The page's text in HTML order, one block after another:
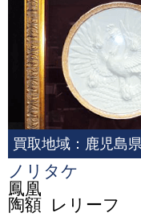
買取地域：鹿児島県
ノリタケ
鳳凰
陶額 レリーフ